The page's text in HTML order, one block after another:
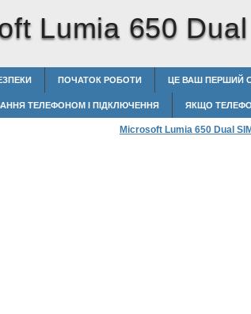
Lumia 650
ПОЧАТОК РОБОТИ ЦЕ ВАШ ПЕРШИЙ
ТЕЛЕФОНОМ І ПІДКЛЮЧЕННЯ ЯКЩО
Microsoft Lumia 650 Dual SIM